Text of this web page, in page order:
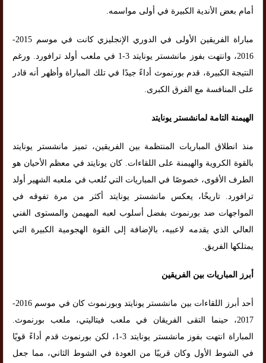
أمام بعض الأندية الكبيرة في أولى مواسمه.
مباراة الفريقين الأولى في الدوري الإنجليزي كانت في موسم 2015-
2016، وانتهت بفوز مانشستر يونايتد 3-1 في ملعب أولد ترافورد. ورغم
النتيجة الكبيرة، قدم بورنموث أداءً جيدًا في تلك المباراة وأظهر أنه قادر
على المنافسة مع الفرق الكبرى.
الهيمنة التامة لمانشستر يونايتد
منذ انطلاق المباريات المنتظمة بين الفريقين، تميز مانشستر يونايتد
بالقوة الكروية والهيمنة على اللقاءات. كان يونايتد في معظم الأحيان هو
الطرف الأقوى، خصوصًا في المباريات التي تُلعب في ملعبه الشهير أولد
ترافورد. تاريخًا، يعكس مانشستر يونايتد أكثر من مرة تفوقه في
المواجهات ضد بورنموث بفضل أسلوب لعبه المهيمن والمستوى الفني
العالي الذي يقدمه لاعبيه، بالإضافة إلى القوة الهجومية الكبيرة التي
يمتلكها الفريق.
أبرز المباريات بين الفريقين
أحد أبرز اللقاءات بين مانشستر يونايتد وبورنموث كان في موسم 2016-
2017، حينما التقى الفريقان في ملعب فيتاليتي، ملعب بورنموث.
المباراة انتهت بفوز مانشستر يونايتد 3-1، لكن بورنموث قدم أداءً قويًا
في الشوط الأول وكان قريبًا من العودة في الشوط الثاني، مما جعل